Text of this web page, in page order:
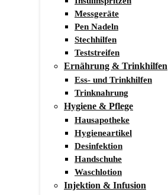
Messgeräte
Pen Nadeln
Stechhilfen
Teststreifen
Ernährung & Trinkhilfen
Ess- und Trinkhilfen
Trinknahrung
Hygiene & Pflege
Hausapotheke
Hygieneartikel
Desinfektion
Handschuhe
Waschlotion
Injektion & Infusion